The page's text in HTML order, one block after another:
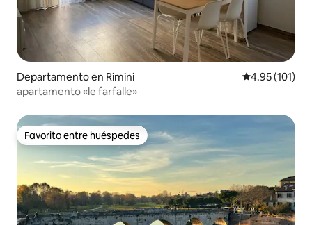
Departamento en Rimini Calificación
4.95 (101)
apartamento «le farfalle»
Favorito entre huéspedes
Favorito entre huéspedes